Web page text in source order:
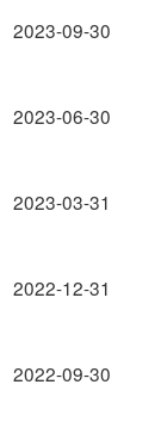
2023-09-30
2023-06-30
2023-03-31
2022-12-31
2022-09-30